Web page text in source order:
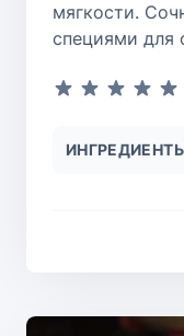
мягкости.
специями для